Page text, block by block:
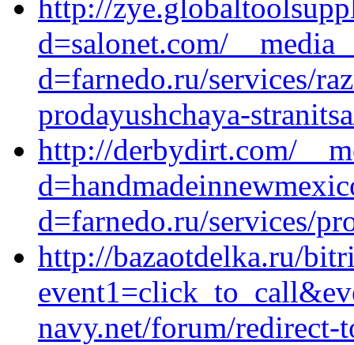
http://
d=salonet.com/
d=farnedo.ru/services/
prodayushchaya-
http://derbydirt.com/
d=farnedo.ru/services/
http://bazaotdelka.ru/
navy.net/forum/redirect-